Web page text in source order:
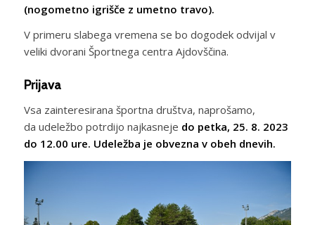
(nogometno igrišče z umetno travo).
V primeru slabega vremena se bo dogodek odvijal v
veliki dvorani Športnega centra Ajdovščina.
Prijava
Vsa zainteresirana športna društva, naprošamo,
da udeležbo potrdijo najkasneje do petka, 25. 8. 2023
do 12.00 ure. Udeležba je obvezna v obeh dnevih.